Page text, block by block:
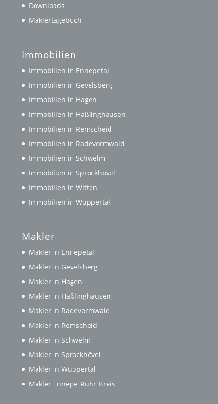
Downloads
Maklertagebuch
Immobilien
Immobilien in Ennepetal
Immobilien in Gevelsberg
Immobilien in Hagen
Immobilien in Haßlinghausen
Immobilien in Remscheid
Immobilien in Radevormwald
Immobilien in Schwelm
Immobilien in Sprockhövel
Immobilien in Witten
Immobilien in Wuppertal
Makler
Makler in Ennepetal
Makler in Gevelsberg
Makler in Hagen
Makler in Haßlinghausen
Makler in Radevormwald
Makler in Remscheid
Makler in Schwelm
Makler in Sprockhövel
Makler in Wuppertal
Makler Ennepe-Ruhr-Kreis